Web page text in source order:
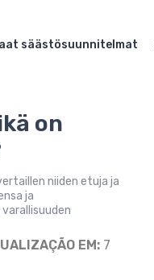
säästösuunnitelmat
on
niiden etuja ja
ja
EM: 7